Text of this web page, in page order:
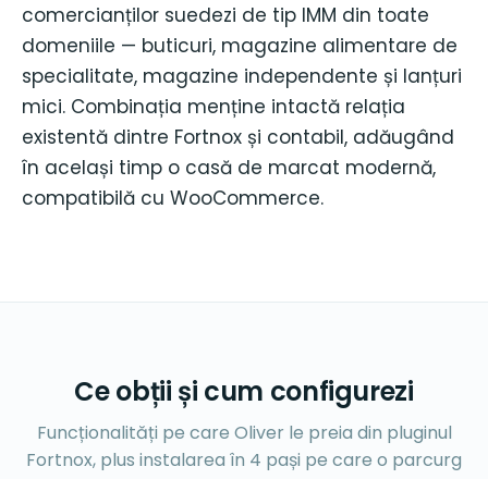
comercianților suedezi de tip IMM din toate
domeniile — buticuri, magazine alimentare de
specialitate, magazine independente și lanțuri
mici. Combinația menține intactă relația
existentă dintre Fortnox și contabil, adăugând
în același timp o casă de marcat modernă,
compatibilă cu WooCommerce.
Ce obții și cum configurezi
Funcționalități pe care Oliver le preia din pluginul
Fortnox, plus instalarea în 4 pași pe care o parcurg